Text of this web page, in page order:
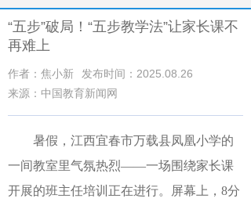
“五步”破局！“五步教学法”让家长课不
再难上
作者：焦小新
发布时间：2025.08.26
来源：中国教育新闻网
暑假，江西宜春市万载县凤凰小学的
一间教室里气氛热烈——一场围绕家长课
开展的班主任培训正在进行。屏幕上，8分